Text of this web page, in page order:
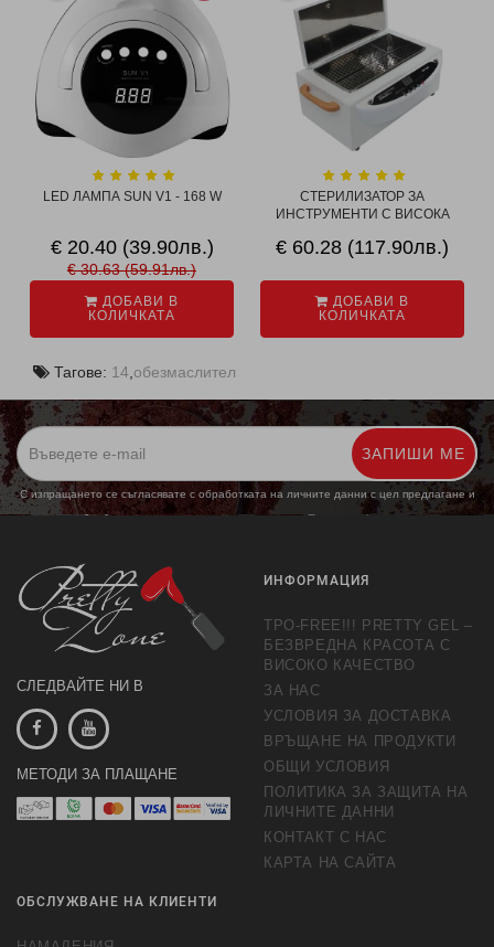
LED ЛАМПА SUN V1 - 168 W
€ 20.40 (39.90лв.)
€ 30.63 (59.91лв.)
ДОБАВИ В
КОЛИЧКАТА
СТЕРИЛИЗАТОР ЗА
ИНСТРУМЕНТИ С ВИСОКА
€ 60.28 (117.90лв.)
ДОБАВИ В
КОЛИЧКАТА
Тагове: 14 обезмаслител
ЗАПИШИ МЕ
С изпращането се съгласявате с обработката на личните данни с цел предлагане и
обработка на маркетингови предложения. Повече информация
СЛЕДВАЙТЕ НИ В
МЕТОДИ ЗА ПЛАЩАНЕ
ИНФОРМАЦИЯ
TPO-FREE!!! PRETTY GEL –
БЕЗВРЕДНА КРАСОТА С
ВИСОКО КАЧЕСТВО
ЗА НАС
УСЛОВИЯ ЗА ДОСТАВКА
ВРЪЩАНЕ НА ПРОДУКТИ
ОБЩИ УСЛОВИЯ
ПОЛИТИКА ЗА ЗАЩИТА НА
ЛИЧНИТЕ ДАННИ
КОНТАКТ С НАС
КАРТА НА САЙТА
ОБСЛУЖВАНЕ НА КЛИЕНТИ